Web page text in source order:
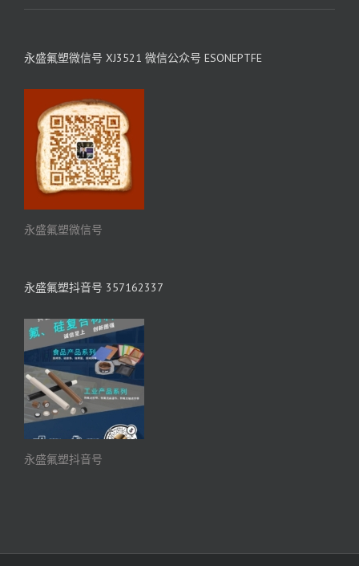
永盛氟塑微信号 XJ3521 微信公众号 ESONEPTFE
永盛氟塑微信号
永盛氟塑抖音号 357162337
永盛氟塑抖音号